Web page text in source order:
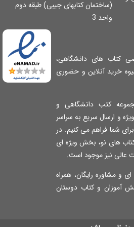
(ساختمان کتابهای جیبی) طبقه دوم
واحد 3
های دانشگاهی،
آنلاین و حضوری
کتب دانشگاهی و
ارسال سریع به سراسر
فراهم می کنیم. در
های نو، بخش ویژه ای
نیز موجود است.
رایگان، همراه
و کتاب دوستان